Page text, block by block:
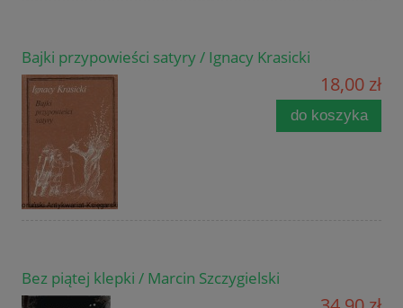
Bajki przypowieści satyry / Ignacy Krasicki
18,00 zł
do koszyka
Bez piątej klepki / Marcin Szczygielski